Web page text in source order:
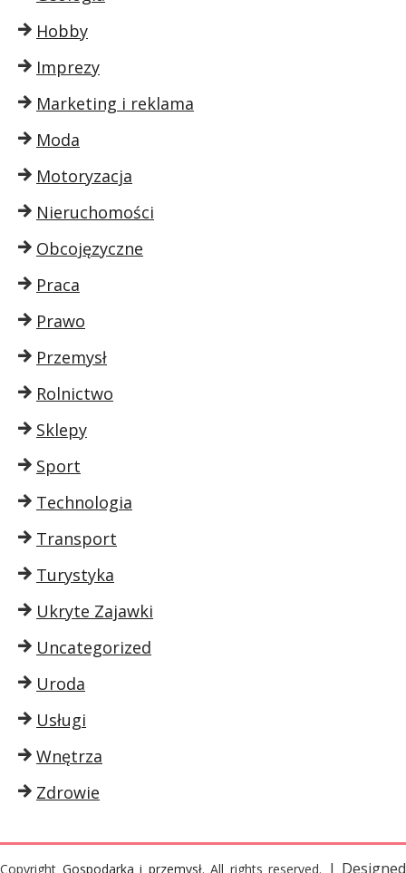
Hobby
Imprezy
Marketing i reklama
Moda
Motoryzacja
Nieruchomości
Obcojęzyczne
Praca
Prawo
Przemysł
Rolnictwo
Sklepy
Sport
Technologia
Transport
Turystyka
Ukryte Zajawki
Uncategorized
Uroda
Usługi
Wnętrza
Zdrowie
Copyright Gospodarka i przemysł. All rights reserved. | Designed